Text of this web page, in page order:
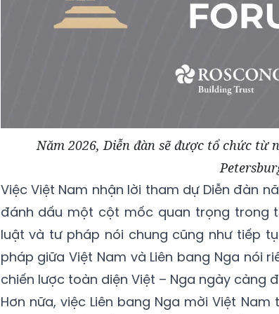
Năm 2026, Diễn đàn sẽ được tổ chức từ
Việc Việt Nam nhận lời tham dự Diễn đàn
đánh dấu một cột mốc quan trọng trong
luật và tư pháp nói chung cũng như tiếp
pháp giữa Việt Nam và Liên bang Nga nói
chiến lược toàn diện Việt – Nga ngày càng
Hơn nữa, việc Liên bang Nga mời Việt